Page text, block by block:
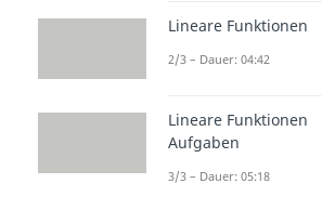
l: s = -9 + 3t
lll:-7 – 2s = 7 – 4t
→linlleinsetzen
Lineare Funktionen
2/3 – Dauer: 04:42
Lineare Funktionen
Aufgaben
3/3 – Dauer: 05:18